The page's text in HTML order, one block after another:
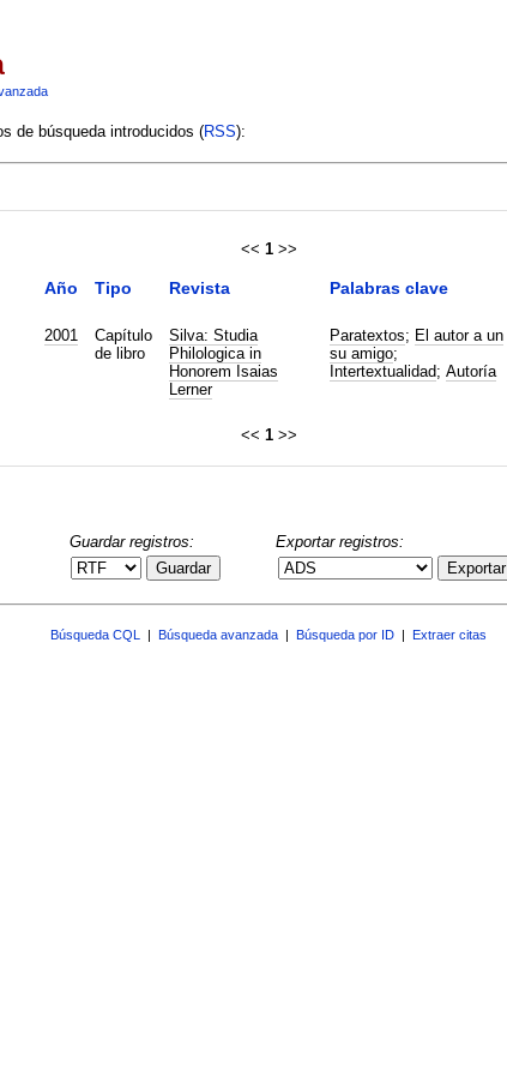
de búsqueda introducidos (RSS):
<< 1 >>
Año Tipo Revista Palabras clave
2001
Capítulo
de libro
Silva: Studia
Philologica in
Honorem Isaias
Lerner
Paratextos; El autor a un
su amigo;
Intertextualidad; Autoría
<< 1 >>
Guardar registros:
Guardar
Exportar registros:
Exportar
Búsqueda CQL Búsqueda avanzada Búsqueda por ID Extraer citas